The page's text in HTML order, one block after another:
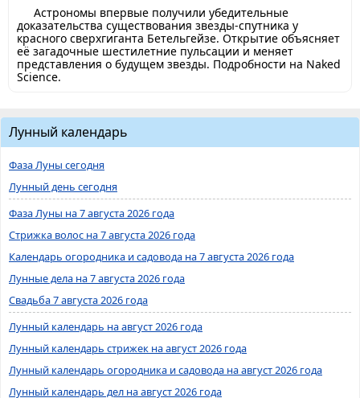
Астрономы впервые получили убедительные
доказательства существования звезды-спутника у
красного сверхгиганта Бетельгейзе. Открытие объясняет
её загадочные шестилетние пульсации и меняет
представления о будущем звезды. Подробности на Naked
Science.
Лунный календарь
Фаза Луны сегодня
Лунный день сегодня
Фаза Луны на 7 августа 2026 года
Стрижка волос на 7 августа 2026 года
Календарь огородника и садовода на 7 августа 2026 года
Лунные дела на 7 августа 2026 года
Свадьба 7 августа 2026 года
Лунный календарь на август 2026 года
Лунный календарь стрижек на август 2026 года
Лунный календарь огородника и садовода на август 2026 года
Лунный календарь дел на август 2026 года